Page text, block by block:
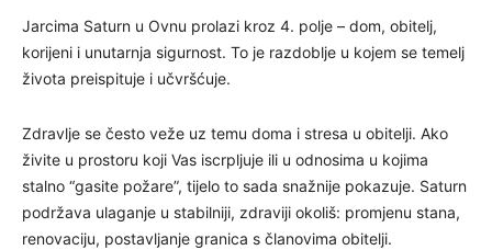
Jarcima Saturn u Ovnu prolazi kroz 4. polje – dom, obitelj,
korijeni i unutarnja sigurnost. To je razdoblje u kojem se temelj
života preispituje i učvršćuje.
Zdravlje se često veže uz temu doma i stresa u obitelji. Ako
živite u prostoru koji Vas iscrpljuje ili u odnosima u kojima
stalno “gasite požare”, tijelo to sada snažnije pokazuje. Saturn
podržava ulaganje u stabilniji, zdraviji okoliš: promjenu stana,
renovaciju, postavljanje granica s članovima obitelji.